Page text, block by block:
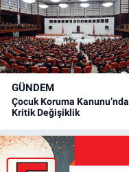
GÜNDEM
Çocuk Koruma Kanunu’nda
Kritik Değişiklik